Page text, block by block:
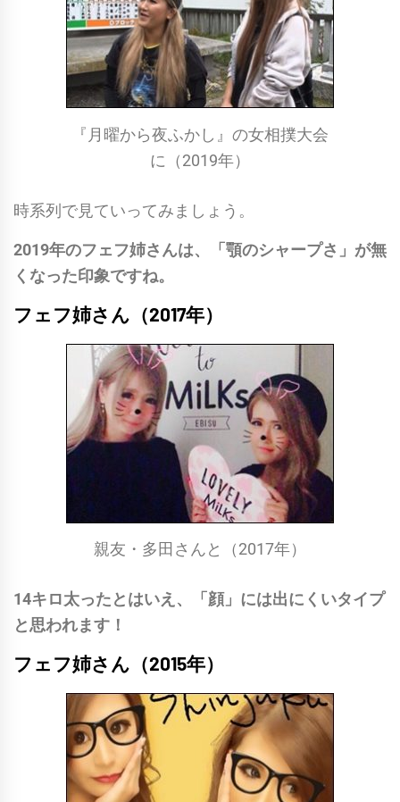
『月曜から夜ふかし』の女相撲大会
に（2019年）
時系列で見ていってみましょう。
2019年のフェフ姉さんは、「顎のシャープさ」が無
くなった印象ですね。
フェフ姉さん（2017年）
親友・多田さんと（2017年）
14キロ太ったとはいえ、「顔」には出にくいタイプ
と思われます！
フェフ姉さん（2015年）